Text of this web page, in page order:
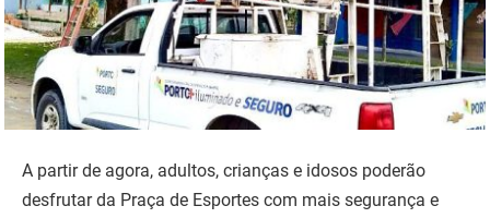
A partir de agora, adultos, crianças e idosos poderão
desfrutar da Praça de Esportes com mais segurança e